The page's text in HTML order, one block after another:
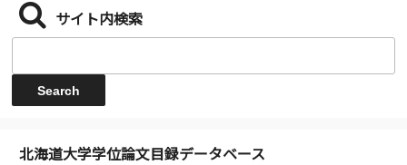
サイト内検索
北海道大学学位論文目録データベース